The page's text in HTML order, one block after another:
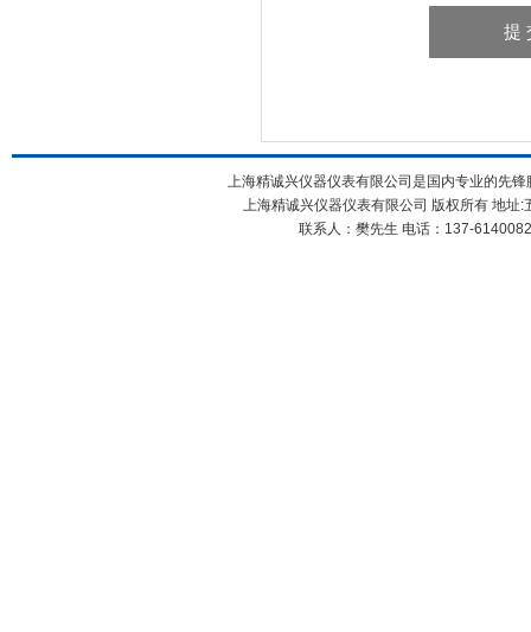
上海精诚兴仪器仪表有限公司是国内专业的先
上海精诚兴仪器仪表有限公司 版权所有 地
联系人：樊先生 电话：137-